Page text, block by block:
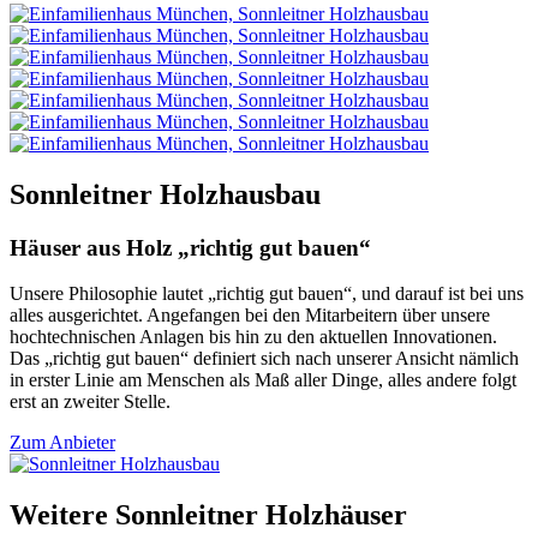
Sonnleitner Holzhausbau
Häuser aus Holz „richtig gut bauen“
Unsere Philosophie lautet „richtig gut bauen“, und darauf ist bei uns
alles ausgerichtet. Angefangen bei den Mitarbeitern über unsere
hochtechnischen Anlagen bis hin zu den aktuellen Innovationen.
Das „richtig gut bauen“ definiert sich nach unserer Ansicht nämlich
in erster Linie am Menschen als Maß aller Dinge, alles andere folgt
erst an zweiter Stelle.
Zum Anbieter
Weitere Sonnleitner Holzhäuser